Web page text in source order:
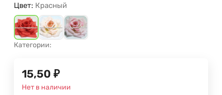
Цвет: Красный
Категории:
15,50 ₽
Нет в наличии